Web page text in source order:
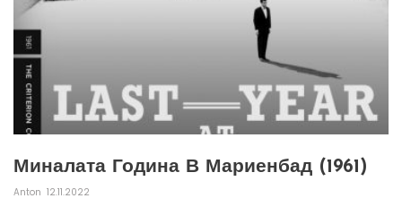
Миналата Година В Мариенбад (1961)
Anton 12.11.2022